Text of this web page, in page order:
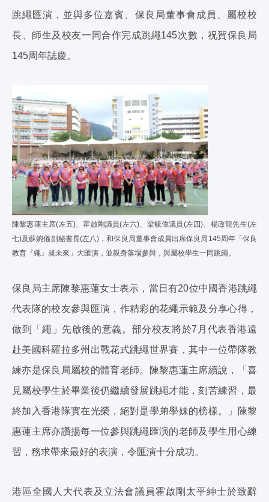
跳繩匯演，並與多位嘉賓、保良局董事會成員、屬校校
長、師生及校友一同合作完成跳繩145次數，祝賀保良局
145周年誌慶。
陳黎惠蓮主席(左五)、霍啟剛議員(左六)、梁毓偉議員(左四)、楊政龍先生(左
七)及蘇婉儀副秘書長(左八)，和保良局董事會成員出席保良局145周年「保良
教育『繩』就未來」大匯演，並親身落場參與，與屬校學生一同跳繩。
保良局主席陳黎惠蓮女士表示，當日有20位中國香港跳繩
代表隊的校友參與匯演，作精彩的花繩示範及分享心得，
做到「繩」先啟後的意義。部分校友將於7月代表香港遠
赴美國科羅拉多州出戰花式跳繩世界賽，其中一位帶隊教
練亦是保良局屬校的體育老師。陳黎惠蓮主席續說，「喜
見屬校學生於畢業後仍繼續發展跳繩才能，刻苦練習，最
終加入香港隊實在光榮，絕對是學弟學妹的榜樣。」陳黎
惠蓮主席亦讚揚每一位參與跳繩匯演的老師及學生用心練
習，務求帶來最好的表演，令匯演十分成功。
港區全國人大代表及立法會議員霍啟剛太平紳士於致辭